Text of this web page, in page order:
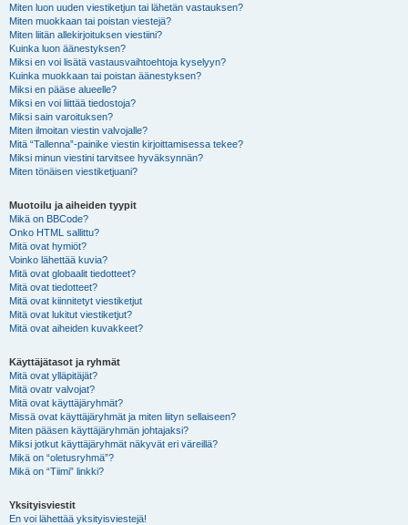
Miten luon uuden viestiketjun tai lähetän vastauksen?
Miten muokkaan tai poistan viestejä?
Miten liitän allekirjoituksen viestiini?
Kuinka luon äänestyksen?
Miksi en voi lisätä vastausvaihtoehtoja kyselyyn?
Kuinka muokkaan tai poistan äänestyksen?
Miksi en pääse alueelle?
Miksi en voi liittää tiedostoja?
Miksi sain varoituksen?
Miten ilmoitan viestin valvojalle?
Mitä “Tallenna”-painike viestin kirjoittamisessa tekee?
Miksi minun viestini tarvitsee hyväksynnän?
Miten tönäisen viestiketjuani?
Muotoilu ja aiheiden tyypit
Mikä on BBCode?
Onko HTML sallittu?
Mitä ovat hymiöt?
Voinko lähettää kuvia?
Mitä ovat globaalit tiedotteet?
Mitä ovat tiedotteet?
Mitä ovat kiinnitetyt viestiketjut
Mitä ovat lukitut viestiketjut?
Mitä ovat aiheiden kuvakkeet?
Käyttäjätasot ja ryhmät
Mitä ovat ylläpitäjät?
Mitä ovatr valvojat?
Mitä ovat käyttäjäryhmät?
Missä ovat käyttäjäryhmät ja miten liityn sellaiseen?
Miten pääsen käyttäjäryhmän johtajaksi?
Miksi jotkut käyttäjäryhmät näkyvät eri väreillä?
Mikä on “oletusryhmä”?
Mikä on “Tiimi” linkki?
Yksityisviestit
En voi lähettää yksityisviestejä!